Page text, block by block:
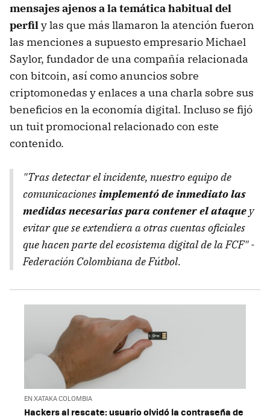
mensajes ajenos a la temática habitual del
perfily las que más llamaron la atención fueron
las menciones a supuesto empresario Michael
Saylor, fundador de una compañía relacionada
con bitcoin, así como anuncios sobre
criptomonedas y enlaces a una charla sobre sus
beneficios en la economía digital. Incluso se fijó
un tuit promocional relacionado con este
contenido.
"Tras detectar el incidente, nuestro equipo de
comunicacionesimplementó de inmediato las
medidas necesarias para contener el ataque y
evitar que se extendiera a otras cuentas oficiales
que hacen parte del ecosistema digital de la FCF" -
Federación Colombiana de Fútbol.
EN XATAKA COLOMBIA
Hackers al rescate: usuario olvidó la contraseña de